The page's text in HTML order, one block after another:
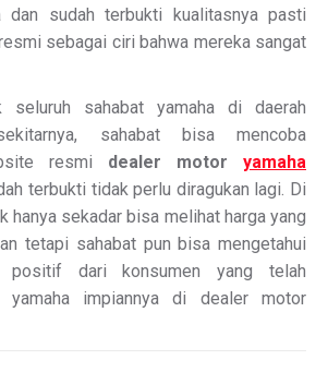
dan sudah terbukti kualitasnya pasti
sebagai ciri bahwa mereka sangat
seluruh sahabat yamaha di daerah
sahabat bisa mencoba
resmi dealer motor yamaha
terbukti tidak perlu diragukan lagi. Di
hanya sekadar bisa melihat harga yang
tetapi sahabat pun bisa mengetahui
positif dari konsumen yang telah
yamaha impiannya di dealer motor